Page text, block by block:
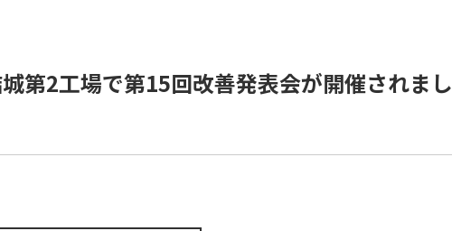
2工場で第15回改善発表会が開催されまし